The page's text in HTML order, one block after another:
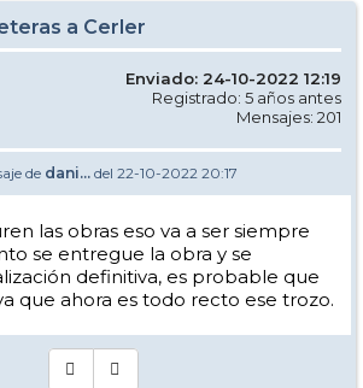
a Cerler
Enviado: 24-10-2022 12:19
Registrado: 5 años antes
Mensajes: 201
de dani... del 22-10-2022 20:17
las obras eso va a ser siempre
se entregue la obra y se
definitiva, es probable que
que ahora es todo recto ese trozo.